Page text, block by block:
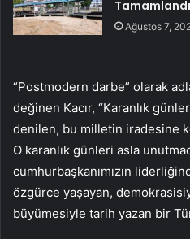
Tamamlandı
Ağustos 7,
“Postmodern darbe” olarak
değinen Kacır, “Karanlık
denilen, bu milletin iradesine
O karanlık günleri asla
cumhurbaşkanımızın
özgürce yaşayan,
büyümesiyle tarih yazan bir